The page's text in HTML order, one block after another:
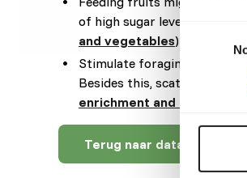
of high sugar levels (
and vegetables).
Stimulate foraging
Besides this, scatter feeding
enrichment and foraging
Terug naar database